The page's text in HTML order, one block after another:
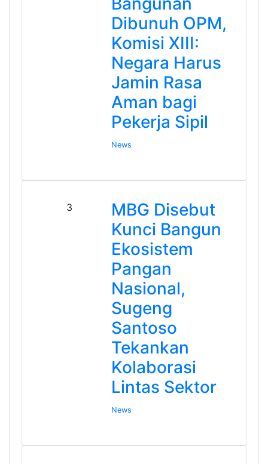
Dibunuh OPM,
Komisi XIII:
Negara Harus
Jamin Rasa
Aman bagi
Pekerja Sipil
News
3
MBG Disebut
Kunci Bangun
Ekosistem
Pangan
Nasional,
Sugeng
Santoso
Tekankan
Kolaborasi
Lintas Sektor
News